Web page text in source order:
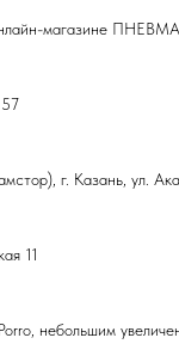
магазине
г. Казань, ул.
11
небольшим